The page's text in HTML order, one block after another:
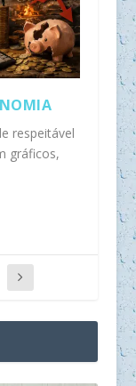
respeitável
gráficos,